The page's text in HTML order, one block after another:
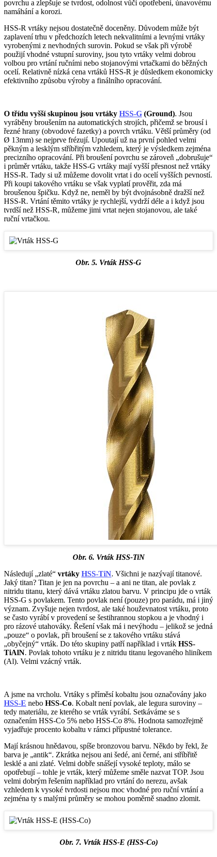
povrchu a zlepšuje se tvrdost, odolnost vůči opotřebení, únavovému
namáhání a korozi.
HSS-R vrtáky nejsou dostatečně doceněny. Důvodem může být
zaplavení trhu v předchozích letech nekvalitními a levnými vrtáky
vyrobenými z nevhodných surovin. Pokud se však při výrobě
použijí vhodné vstupní suroviny, jsou tyto vrtáky velmi dobrou
volbou pro vrtání ručními nebo stojanovými vrtačkami do běžných
ocelí. Relativně nízká cena vrtáků HSS-R je důsledkem ekonomicky
efektivního způsobu výroby a finálního opracování.
O třídu vyšší skupinou jsou vrtáky HSS-G (Ground). Jsou
vyráběny broušením na automatických strojích, přičemž se brousí i
řezné hrany (obvodové fazetky) a povrch vrtáku. Větší průměry (od
Ø 13mm) se nejprve frézují. Upoutají už na první pohled velmi
pěkným a lesklým stříbřitým vzhledem, který je výsledkem zejména
precizního opracování. Při broušení povrchu se zároveň „dobrušuje“
i průměr vrtáku, takže HSS-G vrtáky mají vyšší přesnost než vrtáky
HSS-R. Tady si už můžeme dovolit vrtat i do ocelí vyšších pevností.
Při koupi takového vrtáku se však vyplatí prověřit, zda má
broušenou špičku. Když ne, neměl by být dvojnásobně dražší než
HSS-R. Vrtání těmito vrtáky je rychlejší, vydrží déle a i když jsou
tvrdší než HSS-R, můžeme jimi vrtat nejen stojanovou, ale také
ruční vrtačkou.
Obr. 5. Vrták HSS-G
Obr. 6. Vrták HSS-TiN
Následují „zlaté“ vrtáky HSS-TiN. Všichni je nazývají titanové.
Jaký titan? Titan je jen na povrchu – a ani ne titan, ale povlak z
nitridu titanu, který dává vrtáku zlatou barvu. V principu jde o vrták
HSS-G s povlakem. Tento povlak není (pouze) pro parádu, má i jiný
význam. Zvyšuje nejen tvrdost, ale také houževnatost vrtáku, proto
se často vyrábí v provedení se šestihrannou stopkou a je vhodný i
pro rázové utahováky. Řešení však má i nevýhodu – jelikož se jedná
„pouze“ o povlak, při broušení se z takového vrtáku stává
„obyčejný“ vrták. Do této skupiny patří například i vrták HSS-
TiAlN. Povlak tohoto vrtáku je z nitridu titanu legovaného hliníkem
(Al). Velmi vzácný vrták.
A jsme na vrcholu. Vrtáky s příměsí kobaltu jsou označovány jako
HSS-E nebo HSS-Co. Kobalt není povlak, ale legura suroviny –
tedy materiálu, ze kterého se vrták vyrábí. Setkáváme se s
označením HSS-Co 5% nebo HSS-Co 8%. Hodnota samozřejmě
vyjadřuje procento kobaltu v rámci přípustné tolerance.
Mají krásnou hnědavou, spíše bronzovou barvu. Někdo by řekl, že
barva je „antik“. Zkrátka nejsou ani šedé, ani černé, ani stříbřitě
lesklé a ani zlaté. Velmi dobře snášejí vysoké teploty, málo se
opotřebují – tohle je vrták, který můžeme směle nazvat TOP. Jsou
velmi dobrým řešením například pro vrtání do nerezu, avšak
vzhledem k vysoké tvrdosti nejsou moc vhodné pro ruční vrtání a
zejména ty s malými průměry se mohou poměrně snadno zlomit.
Obr. 7. Vrták HSS-E (HSS-Co)